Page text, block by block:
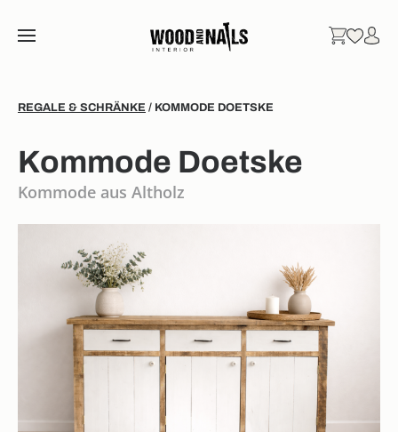
REGALE & SCHRÄNKE / KOMMODE DOETSKE
Kommode Doetske
Kommode aus Altholz